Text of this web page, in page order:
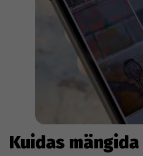
Kuidas mängida